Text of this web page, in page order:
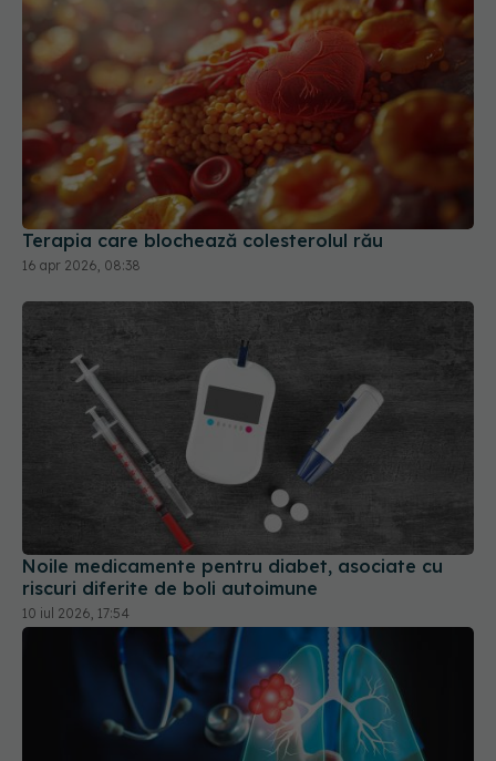
Terapia care blochează colesterolul rău
16 apr 2026, 08:38
Noile medicamente pentru diabet, asociate cu
riscuri diferite de boli autoimune